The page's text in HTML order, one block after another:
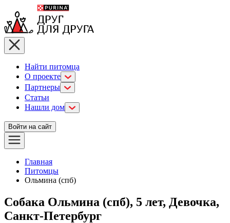
Найти питомца
О проекте
Партнеры
Статьи
Нашли дом
Войти на сайт
Главная
Питомцы
Ольмина (спб)
Собака Ольмина (спб), 5 лет, Девочка,
Санкт-Петербург